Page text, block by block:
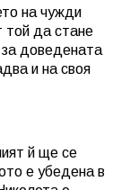
на чужди
той да стане
доведената
и на своя
й ще се
е убедена в